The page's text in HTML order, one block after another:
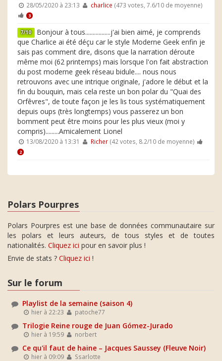
28/05/2020 à 23:13 charlice (473 votes, 7.6/10 de moyenne)
3
7/10 Bonjour à tous.................j'ai bien aimé, je comprends
que Charlice ai été déçu car le style Moderne Geek enfin je
sais pas comment dire, disons que la narration déroute
même moi (62 printemps) mais lorsque l'on fait abstraction
du post moderne geek réseau bidule.... nous nous
retrouvons avec une intrique originale, j'adore le début et la
fin du bouquin, mais cela reste un bon polar du "Quai des
Orfêvres", de toute façon je les lis tous systématiquement
depuis oups (très longtemps) vous passerez un bon
bomment peut être moins pour les plus vieux (moi y
compris).........Amicalement Lionel
13/08/2020 à 13:31 Richer(42 votes, 8.2/10 de moyenne)
2
Polars Pourpres
Polars Pourpres est une base de données communautaire sur
les polars et leurs auteurs, de tous styles et de toutes
nationalités. Cliquez ici pour en savoir plus !
Envie de stats ? Cliquez ici !
Sur le forum
Playlist de la semaine (saison 4)
hier à 22:23 patoche77
Trilogie Reine rouge de Juan Gómez-Jurado
hier à 19:59 norbert
Ce qu'il faut de haine – Jacques Saussey (Fleuve Noir)
hier à 09:09 Ssarlotte